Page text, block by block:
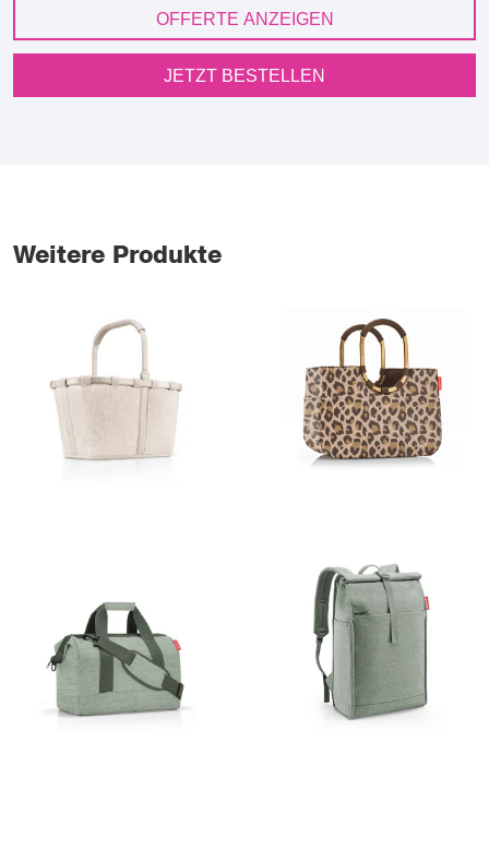
OFFERTE ANZEIGEN
JETZT BESTELLEN
Weitere Produkte